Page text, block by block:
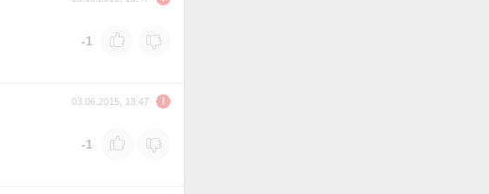
-1
03.06.2015, 13:47
-1